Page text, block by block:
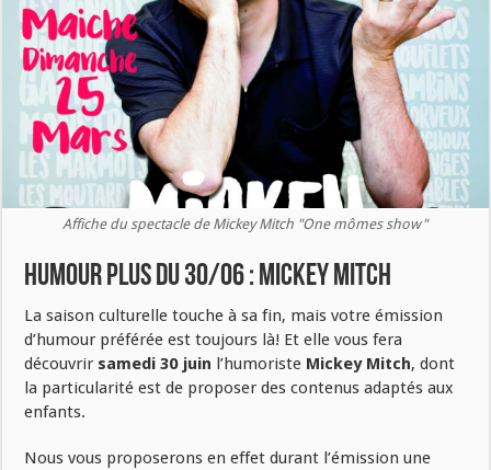
Affiche du spectacle de Mickey Mitch "One mômes show"
Humour Plus du 30/06 : Mickey Mitch
La saison culturelle touche à sa fin, mais votre émission
d’humour préférée est toujours là! Et elle vous fera
découvrir samedi 30 juin l’humoriste Mickey Mitch, dont
la particularité est de proposer des contenus adaptés aux
enfants.
Nous vous proposerons en effet durant l’émission une